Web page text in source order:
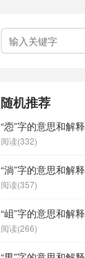
随机推荐
“悫”字的意思和解
阅读(332)
“淌”字的意思和解
阅读(357)
“岨”字的意思和解
阅读(266)